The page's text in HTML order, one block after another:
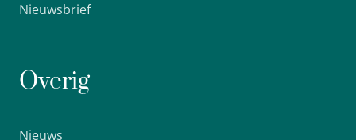
Nieuwsbrief
Overig
Nieuws